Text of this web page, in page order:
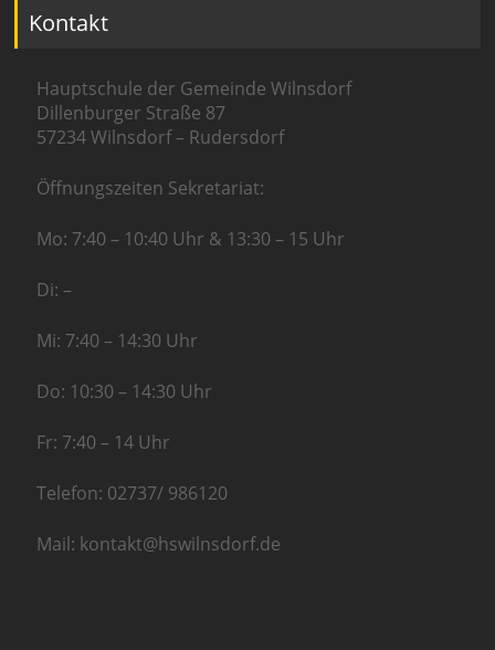
Kontakt
Hauptschule der Gemeinde Wilnsdorf
Dillenburger Straße 87
57234 Wilnsdorf – Rudersdorf
Öffnungszeiten Sekretariat:
Mo: 7:40 – 10:40 Uhr & 13:30 – 15 Uhr
Di: –
Mi: 7:40 – 14:30 Uhr
Do: 10:30 – 14:30 Uhr
Fr: 7:40 – 14 Uhr
Telefon: 02737/ 986120
Mail: kontakt@hswilnsdorf.de